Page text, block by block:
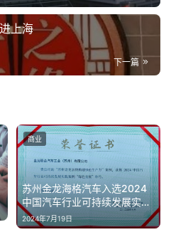
上海
下一篇
苏州金龙海格汽车入选2024
中国汽车行业可持续发展实践
案例
2024年7月19日
商业